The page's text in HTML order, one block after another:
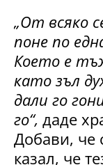
„От всяко
поне по
Което е
като зъл
дали го
го“, даде
Добави, че
казал, че